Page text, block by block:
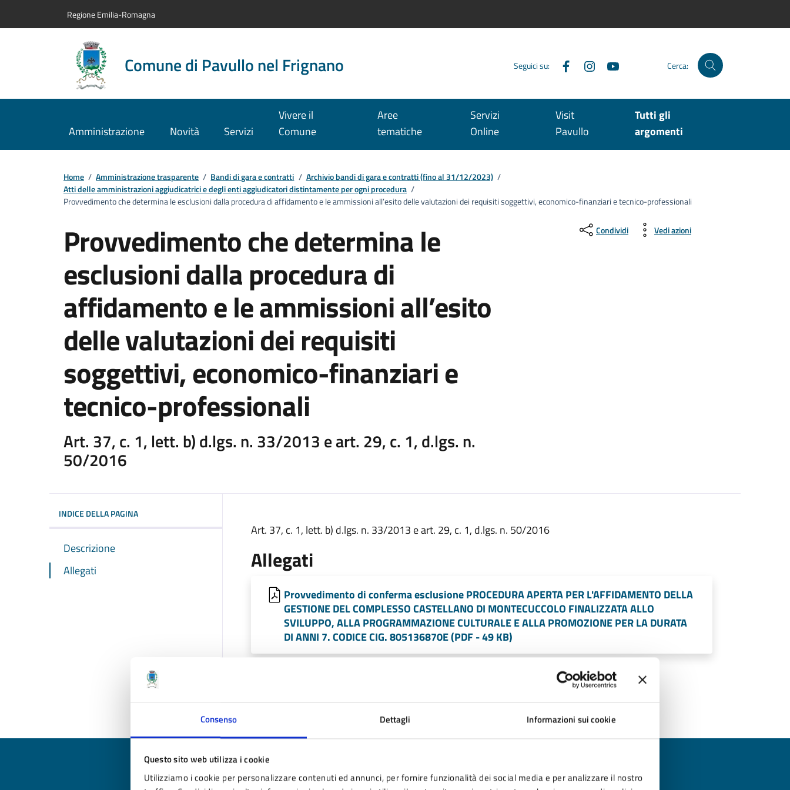
Consenso Dettagli Informazioni sui cookie
Questo sito web utilizza i cookie
Utilizziamo i cookie per personalizzare contenuti ed annunci, per fornire funzionalità dei social media e per analizzare il nostro
Regione Emilia-Romagna
Comune di Pavullo nel Frignano Seguici su: FacebookInstagram Cerca:
Amministrazione Novità Servizi
Vivere il
Comune
Aree
tematiche
Servizi
Online
Visit
Pavullo
Tutti gli
argomenti
Home / Amministrazione trasparente / Bandi di gara e contratti / Archivio bandi di gara e contratti (fino al 31/12/2023) /
Atti delle amministrazioni aggiudicatrici e degli enti aggiudicatori distintamente per ogni procedura /
Provvedimento che determina le esclusioni dalla procedura di affidamento e le ammissioni all’esito delle valutazioni dei requisiti soggettivi, economico-finanziari e tecnico-professionali
Provvedimento che determina le
esclusioni dalla procedura di
affidamento e le ammissioni all’esito
delle valutazioni dei requisiti
soggettivi, economico-finanziari e
tecnico-professionali
Art. 37, c. 1, lett. b) d.lgs. n. 33/2013 e art. 29, c. 1, d.lgs. n.
50/2016
Condividi Vedi azioni
INDICE DELLA PAGINA
Descrizione
Allegati
Art. 37, c. 1, lett. b) d.lgs. n. 33/2013 e art. 29, c. 1, d.lgs. n. 50/2016
Allegati
Provvedimento di conferma esclusione PROCEDURA APERTA PER L'AFFIDAMENTO DELLA
GESTIONE DEL COMPLESSO CASTELLANO DI MONTECUCCOLO FINALIZZATA ALLO
SVILUPPO, ALLA PROGRAMMAZIONE CULTURALE E ALLA PROMOZIONE PER LA DURATA
DI ANNI 7. CODICE CIG. 805136870E (PDF - 49 KB)
Ultimo aggiornamento:25/05/2021 10:13